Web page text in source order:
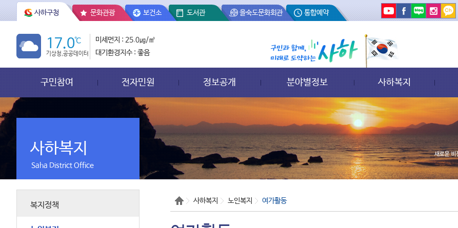
사하구청 문화관광 보건소 도서관 을숙도문화회관 통합예약
17.0℃
기상청,공공데이터
미세먼지 : 25.0㎍/㎥
대기환경지수 : 좋음
구민참여 전자민원 정보공개 분야별정보 사하복지
사하복지
Saha District Office
복지정책 사하복지 노인복지 여가활동